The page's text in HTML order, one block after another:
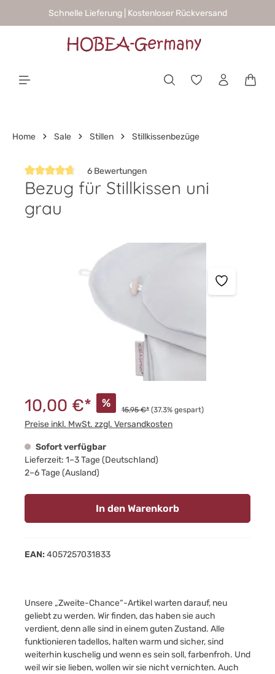
springenSchnelle Lieferung | Kostenloser Rückversand
Home Sale Stillen Stillkissenbezüge
Durchschnittliche Bewertung von 4.6 von 5 Sternen
6 Bewertungen
Bezug für Stillkissen uni
grau
Bildergalerie überspringen
10,00 €* % 15,95 €* (37.3% gespart)
Preise inkl. MwSt. zzgl. Versandkosten
Sofort verfügbar
Lieferzeit: 1–3 Tage (Deutschland)
2–6 Tage (Ausland)
In den Warenkorb
EAN: 4057257031833
Unsere „Zweite-Chance“-Artikel warten darauf, neu
geliebt zu werden. Wir finden, das haben sie auch
verdient, denn alle sind in einem guten Zustand. Alle
funktionieren tadellos, halten warm und sicher, sind
weiterhin kuschelig und wenn es sein soll, farbenfroh. Und
weil wir sie lieben, wollen wir sie nicht vernichten. Auch